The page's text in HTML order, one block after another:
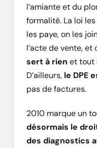
l’amiante et du
formalité. La loi
les paye, on les
l’acte de vente, et
sert à rien et tout
D’ailleurs, le DPE
pas de factures.
2010 marque un
désormais le
des diagnostics